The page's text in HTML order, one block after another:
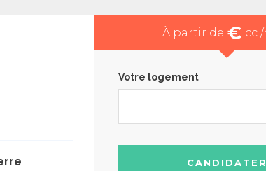
À partir de € cc
Votre logement
CANDIDATER